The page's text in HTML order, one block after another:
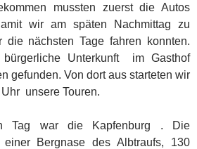
mussten zuerst die Autos
wir am späten Nachmittag zu
die nächsten Tage fahren konnten.
Unterkunft im Gasthof
gefunden. Von dort aus starteten wir
unsere Touren.
Tag war die Kapfenburg . Die
Bergnase des Albtraufs, 130